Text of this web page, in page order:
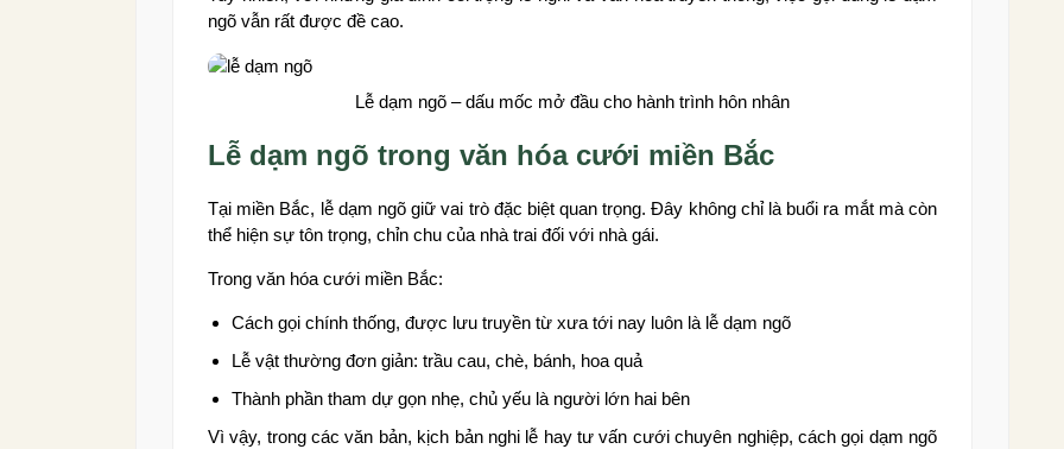
ngõ vẫn rất được đề cao.
Lễ dạm ngõ – dấu mốc mở đầu cho hành trình hôn nhân
Lễ dạm ngõ trong văn hóa cưới miền Bắc
Tại miền Bắc, lễ dạm ngõ giữ vai trò đặc biệt quan trọng. Đây không chỉ là buổi ra mắt mà còn
thể hiện sự tôn trọng, chỉn chu của nhà trai đối với nhà gái.
Trong văn hóa cưới miền Bắc:
Cách gọi chính thống, được lưu truyền từ xưa tới nay luôn là lễ dạm ngõ
Lễ vật thường đơn giản: trầu cau, chè, bánh, hoa quả
Thành phần tham dự gọn nhẹ, chủ yếu là người lớn hai bên
Vì vậy, trong các văn bản, kịch bản nghi lễ hay tư vấn cưới chuyên nghiệp, cách gọi dạm ngõ